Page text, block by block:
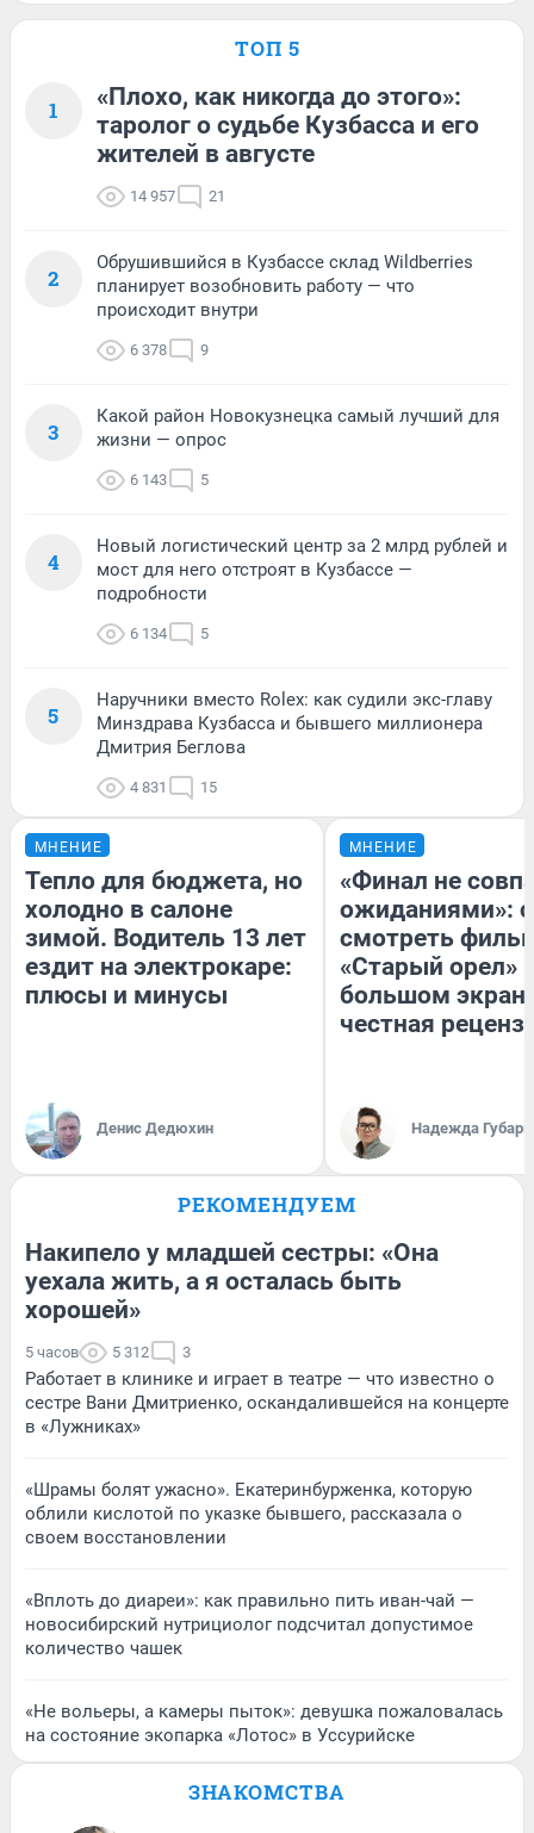
ТОП 5
1
«Плохо, как никогда до этого»:
таролог о судьбе Кузбасса и его
жителей в августе
14 957 21
2
Обрушившийся в Кузбассе склад Wildberries
планирует возобновить работу — что
происходит внутри
6 378 9
3
Какой район Новокузнецка самый лучший для
жизни — опрос
6 143 5
4
Новый логистический центр за 2 млрд рублей и
мост для него отстроят в Кузбассе —
подробности
6 134 5
5
Наручники вместо Rolex: как судили экс-главу
Минздрава Кузбасса и бывшего миллионера
Дмитрия Беглова
4 831 15
МНЕНИЕ
Тепло для бюджета, но
холодно в салоне
зимой. Водитель 13 лет
ездит на электрокаре:
плюсы и минусы
Денис Дедюхин
МНЕНИЕ
«Финал не
ожиданиями»:
смотреть
«Старый орел»
большом
честная
Надежда Губарь
РЕКОМЕНДУЕМ
Накипело у младшей сестры: «Она
уехала жить, а я осталась быть
хорошей»
5 часов 5 312 3
Работает в клинике и играет в театре — что известно о
сестре Вани Дмитриенко, оскандалившейся на концерте
в «Лужниках»
«Шрамы болят ужасно». Екатеринбурженка, которую
облили кислотой по указке бывшего, рассказала о
своем восстановлении
«Вплоть до диареи»: как правильно пить иван-чай —
новосибирский нутрициолог подсчитал допустимое
количество чашек
«Не вольеры, а камеры пыток»: девушка пожаловалась
на состояние экопарка «Лотос» в Уссурийске
ЗНАКОМСТВА